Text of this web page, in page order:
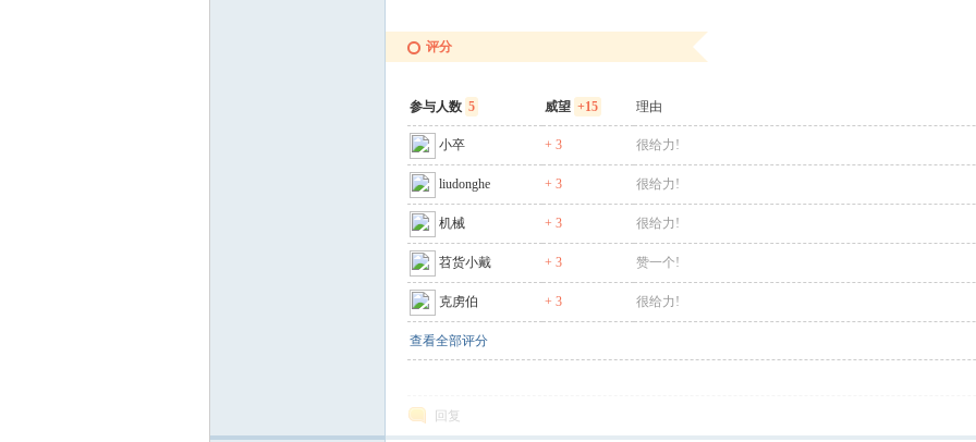
评分
参与人数 5 威望 +15 理由
小卒 + 3 很给力!
liudonghe + 3 很给力!
机械 + 3 很给力!
苕货小戴 + 3 赞一个!
克虏伯 + 3 很给力!
查看全部评分
回复